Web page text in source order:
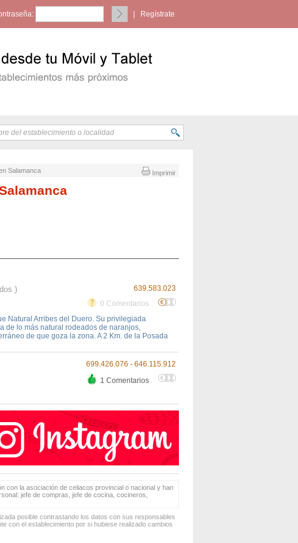
Regístrate
Imprimir
Salamanca
639.583.023
)
0 Comentarios
Natural Arribes del Duero. Su privilegiada
de lo más natural rodeados de naranjos,
de que goza la zona. A 2 Km. de la Posada
699.426.076 - 646.115.912
1 Comentarios
con la asociación de celiacos provincial o nacional y han
jefe de compras, jefe de cocina, cocineros,
posible contrastando los datos con sus responsables
con el establecimiento por si hubiese realizado cambios